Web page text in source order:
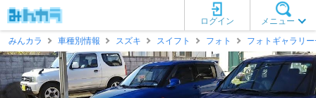
メニュー
ログイン
みんカラ
車種別情報 スズキ スイフト フォト フォトギャラリ